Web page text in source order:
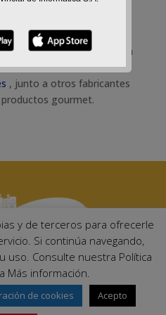
del Río felicita a la empresa
en marcha de la
, junto a otros fabricantes
gourmet.
Plaza Mayor de Andalucía, 1 C.P:
del Río (Córdoba)
44 | Fax: 957 64 47 39
y de terceros para ofrecerle
Si continúa navegando,
uso. Consulte nuestra Política
Más información.
de cookies Acepto